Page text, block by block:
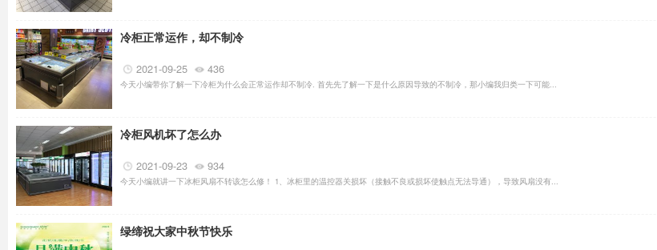
冷柜正常运作，却不制冷
2021-09-25 436
今天小编带你了解一下冷柜为什么会正常运作却不制冷. 首先先了解一下是什么原因导致的不制冷，那小编我归类一下可能...
冷柜风机坏了怎么办
2021-09-23 934
今天小编就讲一下冰柜风扇不转该怎么修！ 1、冰柜里的温控器关损坏（接触不良或损坏使触点无法导通），导致风扇没有...
绿缔祝大家中秋节快乐